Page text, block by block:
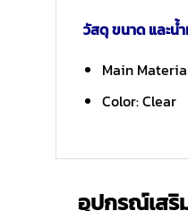
วัสดุ ขนาด และน้
Main
Color: Clear
อุปกรณ์เสริ